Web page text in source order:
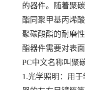
的器件。随着聚
酯同聚甲基丙烯
聚碳酸酯的耐磨
酯器件需要对表
PC中文名称叫聚
1.光学照明：用